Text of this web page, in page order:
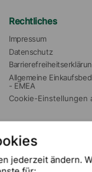
Rechtliches
Impressum
Datenschutz
Allgemeine
- EMEA
Cookie-Einstellungen
© 2026 Münzing
Unsere Angebote
jederzeit ändern.